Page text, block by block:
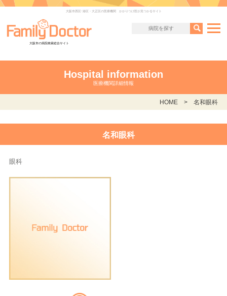
大阪市西区･港区・大正区の医療機関 かかりつけ医が見つかるサイト
大阪市の病院検索総合サイト
Hospital information
医療機関詳細情報
HOME 名和眼科
名和眼科
眼科